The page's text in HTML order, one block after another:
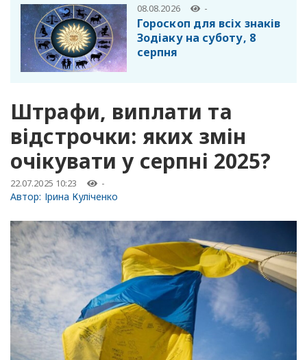
08.08.2026 -
Гороскоп для всіх знаків
Зодіаку на суботу, 8
серпня
Штрафи, виплати та
відстрочки: яких змін
очікувати у серпні 2025?
22.07.2025 10:23 -
Автор: Ірина Куліченко